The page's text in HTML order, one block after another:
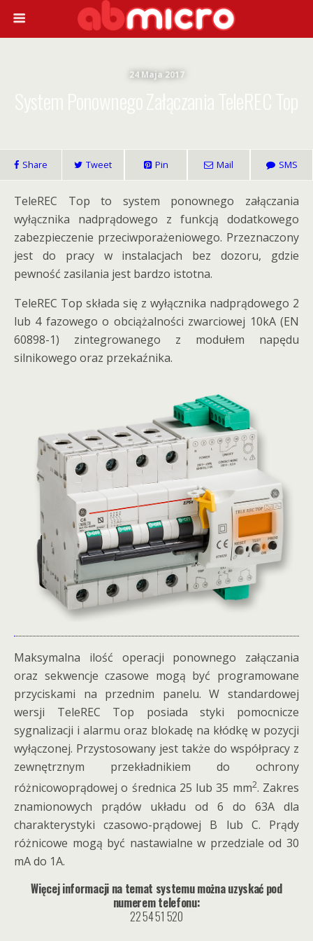
24 Maja 2017
Share Tweet Pin Mail SMS
TeleREC Top to system ponownego załączania
wyłącznika nadprądowego z funkcją dodatkowego
zabezpieczenie przeciwporażeniowego. Przeznaczony
jest do pracy w instalacjach bez dozoru, gdzie
pewność zasilania jest bardzo istotna.
TeleREC Top składa się z wyłącznika nadprądowego 2
lub 4 fazowego o obciążalności zwarciowej 10kA (EN
60898-1) zintegrowanego z modułem napędu
silnikowego oraz przekaźnika.
Maksymalna ilość operacji ponownego załączania
oraz sekwencje czasowe mogą być programowane
przyciskami na przednim panelu. W standardowej
wersji TeleREC Top posiada styki pomocnicze
sygnalizacji i alarmu oraz blokadę na kłódkę w pozycji
wyłączonej. Przystosowany jest także do współpracy z
zewnętrznym przekładnikiem do ochrony
różnicowoprądowej o średnica 25 lub 35 mm2. Zakres
znamionowych prądów układu od 6 do 63A dla
charakterystyki czasowo-prądowej B lub C. Prądy
różnicowe mogą być nastawialne w przedziale od 30
mA do 1A.
Więcej informacji na temat systemu można uzyskać pod
numerem telefonu:
22 54 51 520